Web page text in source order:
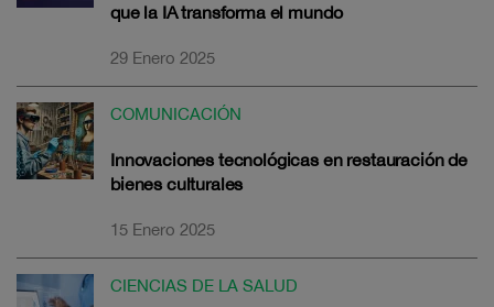
que la IA transforma el mundo
29 Enero 2025
COMUNICACIÓN
Innovaciones tecnológicas en restauración de
bienes culturales
15 Enero 2025
CIENCIAS DE LA SALUD